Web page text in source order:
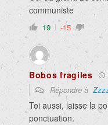
communiste
19 -15
Bobos fragiles
Répondre à
Toi aussi, laisse la
ponctuation.